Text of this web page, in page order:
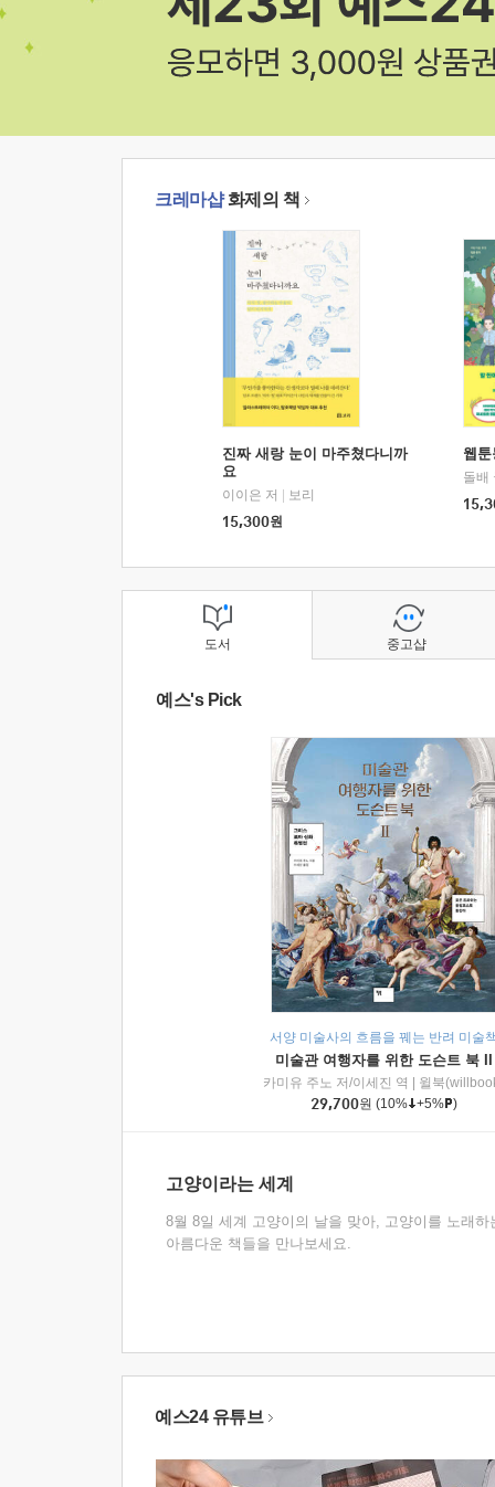
크레마샵화제의 책
진짜 새랑 눈이 마주쳤다니까
요
이이은 저
보리
15,300원
웹
돌배
도서
예스's Pick
서양 미술사의 흐름을 꿰는 반려 미술
미술관 여행자를 위한 도슨트 북 II
카미유 주노 저/이세진 역
윌북
29,700원 (10% +5% )
고양이라는 세계
8월 8일 세계 고양이의 날을 맞아, 고양이를 노래하
아름다운 책들을 만나보세요.
중고샵
예스24 유튜브